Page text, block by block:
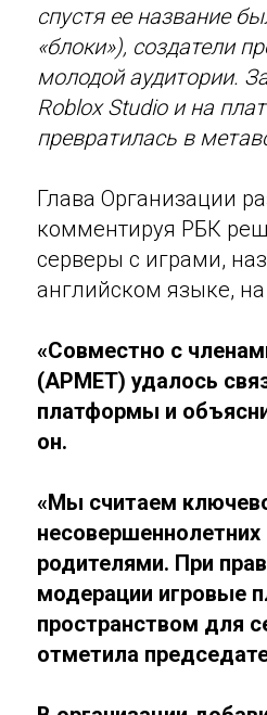
спустя ее название
«блоки»), создатели
молодой аудитории.
Roblox Studio и на
превратилась в
Глава Организации
комментируя РБК
серверы с играми,
английском языке,
«Совместно с
(АРМЕТ) удалось
платформы и
он.
«Мы считаем
родителями. При
модерации игровые
пространством для
отметила